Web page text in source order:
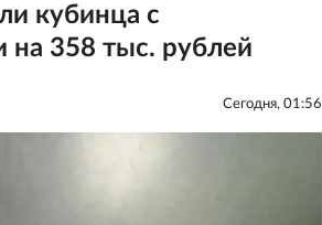
кубинца с
358 тыс. рублей
Сегодня, 01:56